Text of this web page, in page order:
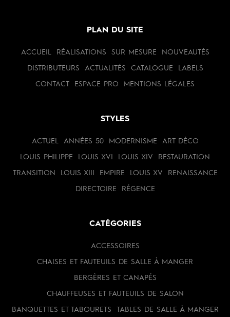
PLAN DU SITE
ACCUEIL RÉALISATIONS SUR MESURE NOUVEAUTÉS
DISTRIBUTEURS ACTUALITÉS CATALOGUE LABELS
CONTACT ESPACE PRO MENTIONS LÉGALES
STYLES
ACTUEL ANNÉES 50 MODERNISME ART DÉCO
LOUIS PHILIPPE LOUIS XVI LOUIS XIV RESTAURATION
TRANSITION LOUIS XIII EMPIRE LOUIS XV RENAISSANCE
DIRECTOIRE RÉGENCE
CATÉGORIES
ACCESSOIRES
CHAISES ET FAUTEUILS DE SALLE À MANGER
BERGÈRES ET CANAPÉS
CHAUFFEUSES ET FAUTEUILS DE SALON
BANQUETTES ET TABOURETS TABLES DE SALLE À MANGER